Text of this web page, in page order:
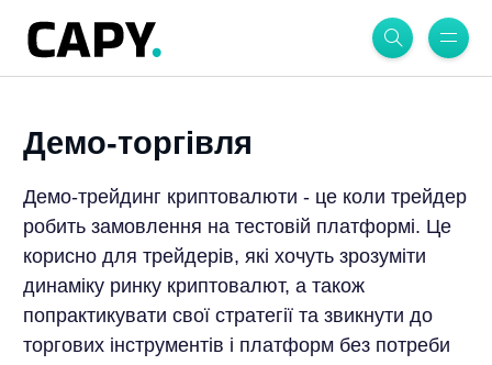
Демо-торгівля
Демо-трейдинг криптовалюти - це коли трейдер
робить замовлення на тестовій платформі. Це
корисно для трейдерів, які хочуть зрозуміти
динаміку ринку криптовалют, а також
попрактикувати свої стратегії та звикнути до
торгових інструментів і платформ без потреби